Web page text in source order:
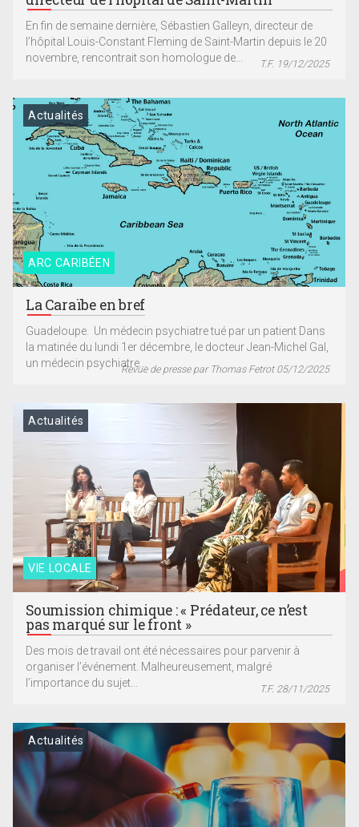
En fin de semaine dernière, Sébastien Galleyn, directeur de
l’hôpital Louis-Constant Fleming de Saint-Martin depuis le 20
novembre, rencontrait son homologue de...
T.F. 19/12/2025
ARC CARIBÉEN
Actualités
La Caraïbe en bref
Guadeloupe. Un médecin psychiatre tué par un patient Dans
la matinée du lundi 1er décembre, le docteur Jean-Michel Gal,
un médecin psychiatre...Revue de presse par Thomas Fetrot 05/12/2025
VIE LOCALE
Actualités
Soumission chimique : « Prédateur, ce n’est
pas marqué sur le front »
Des mois de travail ont été nécessaires pour parvenir à
organiser l’événement. Malheureusement, malgré
l’importance du sujet...
T.F. 28/11/2025
Actualités